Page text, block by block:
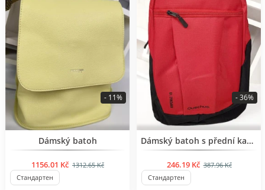
BESTSELLER
Dámský batoh
1156.01 Kč 1312.65 Kč
- 11%
Стандартен
BESTSELLERDámský batoh s přední kapsou
246.19 Kč 387.96 Kč
- 36%
Стандартен